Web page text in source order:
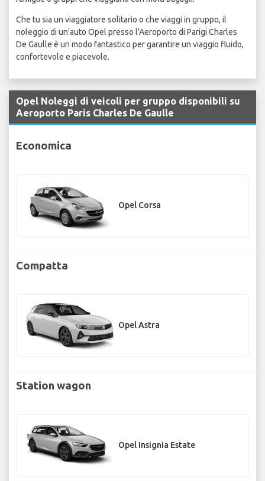
Che tu sia un viaggiatore solitario o che viaggi in gruppo, il
noleggio di un'auto Opel presso l'Aeroporto di Parigi Charles
De Gaulle è un modo fantastico per garantire un viaggio fluido,
confortevole e piacevole.
Opel Noleggi di veicoli per gruppo disponibili su
Aeroporto Paris Charles De Gaulle
Economica
Opel Corsa
Compatta
Opel Astra
Station wagon
Opel Insignia Estate